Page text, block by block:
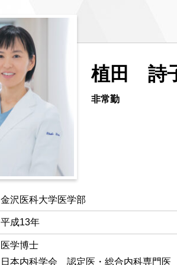
植田 詩
非常勤
金沢医科大学医学部
平成13年
医学博士
日本内科学会 認定医・総合内科専門医